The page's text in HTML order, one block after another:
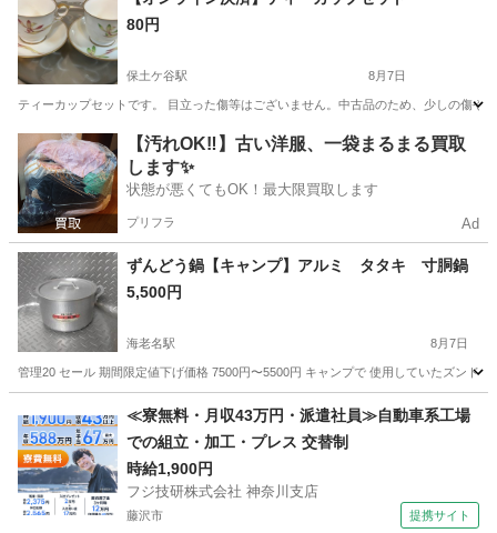
80円
保土ケ谷駅 8月7日
ティーカップセットです。 目立った傷等はございません。中古品のため、少しの傷
神奈川 横浜市 保土ケ谷駅 食器 ティーカップ
【汚れOK‼️】古い洋服、一袋まるまる買取
します✨
状態が悪くてもOK！最大限買取します
プリフラ Ad
ずんどう鍋【キャンプ】アルミ タタキ 寸胴鍋
5,500円
海老名駅 8月7日
管理20 セール 期間限定値下げ価格 7500円〜5500円 キャンプで 使用していたズンド
海老名駅 調理器具 寸胴鍋
≪寮無料・月収43万円・派遣社員≫自動車系工場
での組立・加工・プレス 交替制
時給1,900円
フジ技研株式会社 神奈川支店
藤沢市 提携サイト